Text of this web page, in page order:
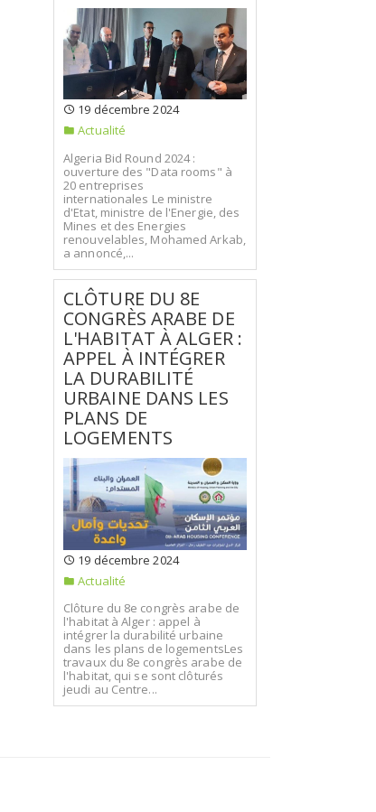
19 décembre 2024
Actualité
Algeria Bid Round 2024 :
ouverture des "Data rooms" à
20 entreprises
internationales Le ministre
d'Etat, ministre de l'Energie, des
Mines et des Energies
renouvelables, Mohamed Arkab,
a annoncé,...
CLÔTURE DU 8E
CONGRÈS ARABE DE
L'HABITAT À ALGER :
APPEL À INTÉGRER
LA DURABILITÉ
URBAINE DANS LES
PLANS DE
LOGEMENTS
19 décembre 2024
Actualité
Clôture du 8e congrès arabe de
l'habitat à Alger : appel à
intégrer la durabilité urbaine
dans les plans de logementsLes
travaux du 8e congrès arabe de
l'habitat, qui se sont clôturés
jeudi au Centre...